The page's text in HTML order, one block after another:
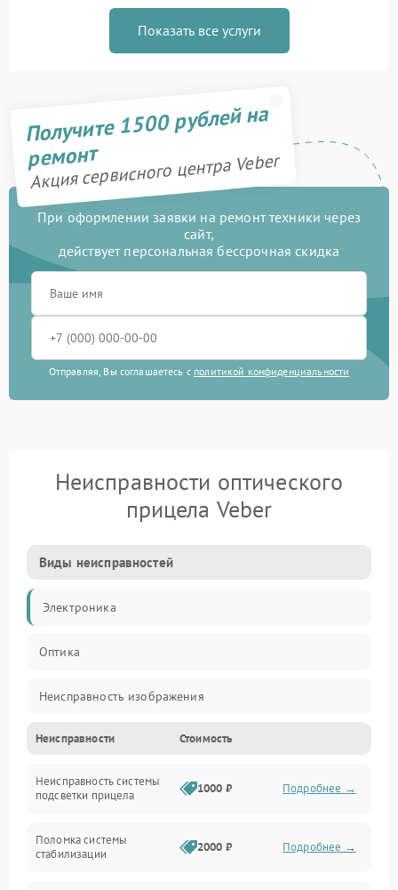
Показать все услуги
Получите 1500 рублей на
ремонт
Акция сервисного центра Veber
При оформлении заявки на ремонт техники через
сайт,
действует персональная бессрочная скидка
Отправляя, Вы соглашаетесь с политикой конфиденциальности
Неисправности оптического
прицела Veber
Виды неисправностей
Электроника
Оптика
Неисправность изображения
Механические повреждения
Неисправность фокусировки и оптики
Неисправности Стоимость
Неисправность системы
подсветки прицела
1000 ₽ Подробнее →
Поломка системы
стабилизации
2000 ₽ Подробнее →